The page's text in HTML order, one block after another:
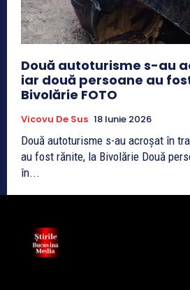
Două autoturisme s-au
iar două persoane au
Bivolărie FOTO
Vicovu De Sus 18 Iunie 2026
Două autoturisme s-au acroșat în
au fost rănite, la Bivolărie Două persoane au fost rănite
în...